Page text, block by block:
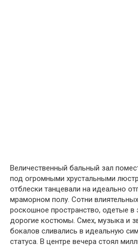
Величественный бальный зал
под огромными хрустальными
отблески танцевали на идеально
мраморном полу. Сотни
роскошное пространство, одетые в
дорогие костюмы. Смех, музыка и
бокалов сливались в идеальную
статуса. В центре вечера стоял